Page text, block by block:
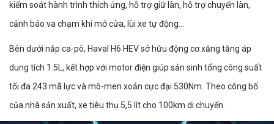
kiểm soát hành trình thích ứng, hỗ trợ giữ làn, hỗ trợ chuyển làn,
cảnh báo va chạm khi mở cửa, lùi xe tự động…
Bên dưới nắp ca-pô, Haval H6 HEV sở hữu động cơ xăng tăng áp
dung tích 1.5L, kết hợp với motor điện giúp sản sinh tổng công suất
tối đa 243 mã lực và mô-men xoắn cực đại 530Nm. Theo công bố
của nhà sản xuất, xe tiêu thụ 5,5 lít cho 100km di chuyển.